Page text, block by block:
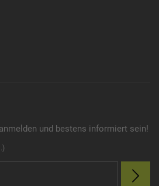
und bestens informiert sein!